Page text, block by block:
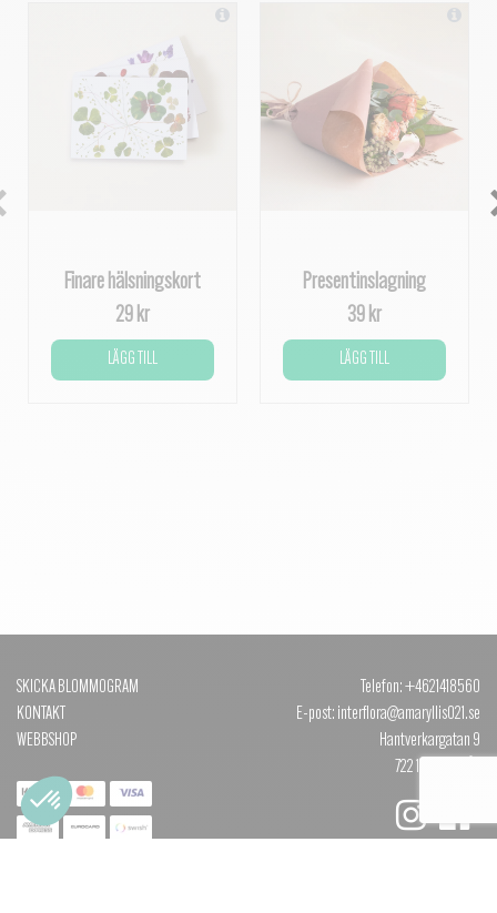
Finare hälsningskort
29 kr
LÄGG TILL
Presentinslagning
39 kr
LÄGG TILL
SKICKA BLOMMOGRAM
KONTAKT
WEBBSHOP
Telefon: +4621418560
E-post: interflora@amaryllis021.se
Hantverkargatan 9
722 12 VÄSTERÅS